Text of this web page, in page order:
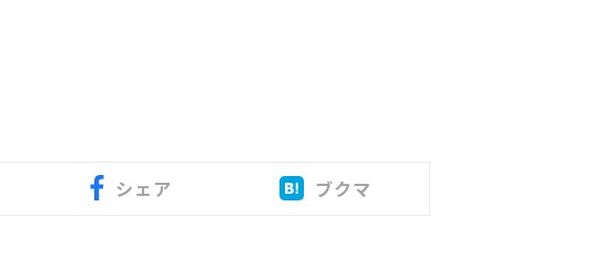
シェア ブクマ